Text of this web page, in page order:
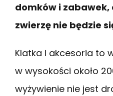
domków i zabawek,
zwierzę nie będzie
Klatka i akcesoria to
w wysokości około
wyżywienie nie jest